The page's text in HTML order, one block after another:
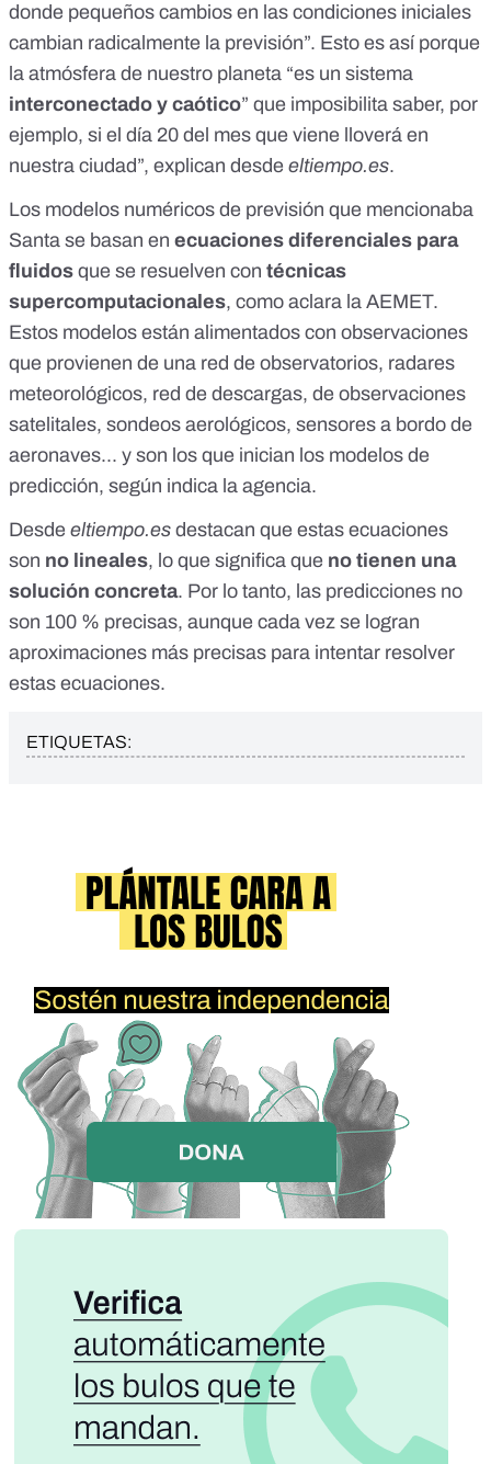
donde pequeños cambios en las condiciones iniciales
cambian radicalmente la previsión”. Esto es así porque
la atmósfera de nuestro planeta “es un sistema
interconectado y caótico” que imposibilita saber, por
ejemplo, si el día 20 del mes que viene lloverá en
nuestra ciudad”, explican desde eltiempo.es.
Los modelos numéricos de previsión que mencionaba
Santa se basan en ecuaciones diferenciales para
fluidos que se resuelven con técnicas
supercomputacionales, como aclara la AEMET.
Estos modelos están alimentados con observaciones
que provienen de una red de observatorios, radares
meteorológicos, red de descargas, de observaciones
satelitales, sondeos aerológicos, sensores a bordo de
aeronaves... y son los que inician los modelos de
predicción, según indica la agencia.
Desde eltiempo.es destacan que estas ecuaciones
son no lineales, lo que significa que no tienen una
solución concreta. Por lo tanto, las predicciones no
son 100 % precisas, aunque cada vez se logran
aproximaciones más precisas para intentar resolver
estas ecuaciones.
ETIQUETAS: